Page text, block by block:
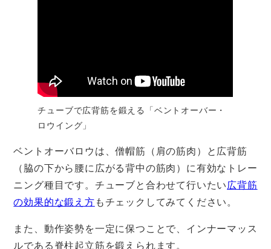
チューブで広背筋を鍛える「ベントオーバー・
ロウイング」
ベントオーバロウは、僧帽筋（肩の筋肉）と広背筋
（脇の下から腰に広がる背中の筋肉）に有効なトレー
ニング種目です。チューブと合わせて行いたい広背筋
の効果的な鍛え方もチェックしてみてください。
また、動作姿勢を一定に保つことで、インナーマッス
ルである脊柱起立筋を鍛えられます。